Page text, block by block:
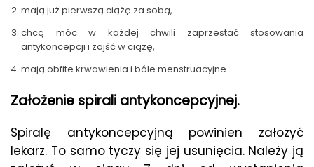
mają już pierwszą ciążę za sobą,
chcą móc w każdej chwili zaprzestać stosowania
antykoncepcji i zajść w ciążę,
mają obfite krwawienia i bóle menstruacyjne.
Założenie spirali antykoncepcyjnej.
Spiralę antykoncepcyjną powinien założyć
lekarz. To samo tyczy się jej usunięcia. Należy ją